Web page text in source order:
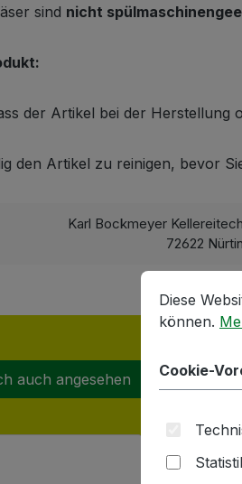
sind nicht
der Artikel bei der
den Artikel zu reinigen, bevor
Karl Bockmeyer
72622
auch angesehen
Cookie-
Diese
Diese
können.
Cookie-